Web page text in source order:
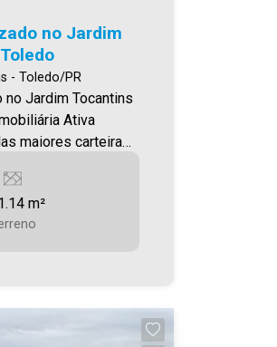
no Jardim
- Toledo/PR
no Jardim Tocantins
maiores carteiras
tanto na
Aproveite
agende uma visita!
erro de
bem como
m²